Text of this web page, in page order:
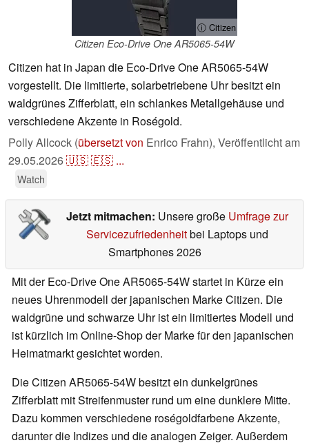
ⓘ Citizen
Citizen Eco-Drive One AR5065-54W
Citizen hat in Japan die Eco-Drive One AR5065-54W
vorgestellt. Die limitierte, solarbetriebene Uhr besitzt ein
waldgrünes Zifferblatt, ein schlankes Metallgehäuse und
verschiedene Akzente in Roségold.
Polly Allcock (übersetzt von Enrico Frahn), Veröffentlicht am
29.05.2026🇺🇸🇪🇸 ...
Watch
Jetzt mitmachen: Unsere große Umfrage zur
Servicezufriedenheitbei Laptops und
Smartphones 2026
Mit der Eco-Drive One AR5065-54W startet in Kürze ein
neues Uhrenmodell der japanischen Marke Citizen. Die
waldgrüne und schwarze Uhr ist ein limitiertes Modell und
ist kürzlich im Online-Shop der Marke für den japanischen
Heimatmarkt gesichtet worden.
Die Citizen AR5065-54W besitzt ein dunkelgrünes
Zifferblatt mit Streifenmuster rund um eine dunklere Mitte.
Dazu kommen verschiedene roségoldfarbene Akzente,
darunter die Indizes und die analogen Zeiger. Außerdem